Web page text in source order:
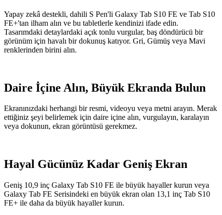
Yapay zekâ destekli, dahili S Pen'li Galaxy Tab S10 FE ve Tab S10
FE+'tan ilham alın ve bu tabletlerle kendinizi ifade edin.
Tasarımdaki detaylardaki açık tonlu vurgular, baş döndürücü bir
görünüm için havalı bir dokunuş katıyor. Gri, Gümüş veya Mavi
renklerinden birini alın.
Daire İçine Alın, Büyük Ekranda Bulun
Ekranınızdaki herhangi bir resmi, videoyu veya metni arayın. Merak
ettiğiniz şeyi belirlemek için daire içine alın, vurgulayın, karalayın
veya dokunun, ekran görüntüsü gerekmez.
Hayal Gücünüz Kadar Geniş Ekran
Geniş 10,9 inç Galaxy Tab S10 FE ile büyük hayaller kurun veya
Galaxy Tab FE Serisindeki en büyük ekran olan 13,1 inç Tab S10
FE+ ile daha da büyük hayaller kurun.